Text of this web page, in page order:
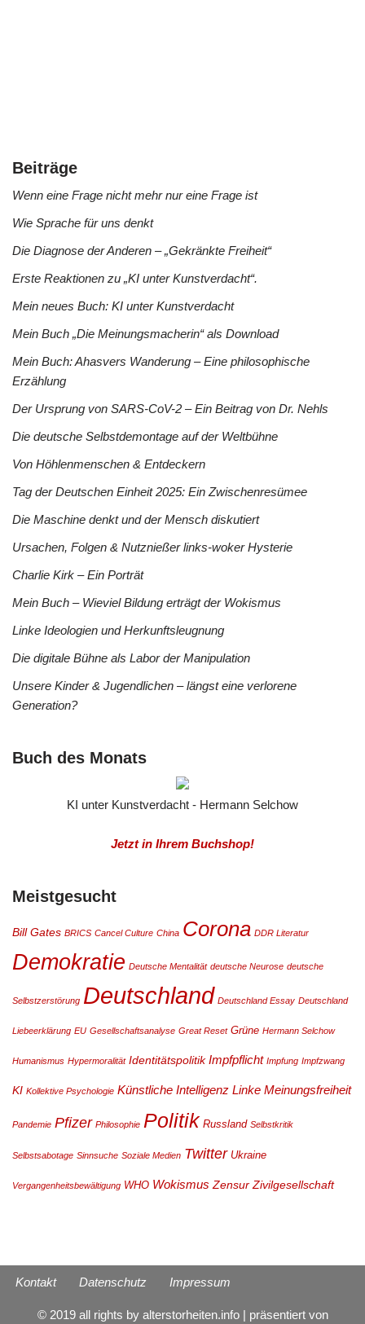
Beiträge
Wenn eine Frage nicht mehr nur eine Frage ist
Wie Sprache für uns denkt
Die Diagnose der Anderen – „Gekränkte Freiheit“
Erste Reaktionen zu „KI unter Kunstverdacht“.
Mein neues Buch: KI unter Kunstverdacht
Mein Buch „Die Meinungsmacherin“ als Download
Mein Buch: Ahasvers Wanderung – Eine philosophische
Erzählung
Der Ursprung von SARS-CoV-2 – Ein Beitrag von Dr. Nehls
Die deutsche Selbstdemontage auf der Weltbühne
Von Höhlenmenschen & Entdeckern
Tag der Deutschen Einheit 2025: Ein Zwischenresümee
Die Maschine denkt und der Mensch diskutiert
Ursachen, Folgen & Nutznießer links-woker Hysterie
Charlie Kirk – Ein Porträt
Mein Buch – Wieviel Bildung erträgt der Wokismus
Linke Ideologien und Herkunftsleugnung
Die digitale Bühne als Labor der Manipulation
Unsere Kinder & Jugendlichen – längst eine verlorene
Generation?
Buch des Monats
KI unter Kunstverdacht - Hermann Selchow
Jetzt in Ihrem Buchshop!
Meistgesucht
Bill Gates BRICS Cancel Culture China Corona DDR Literatur
Demokratie Deutsche Mentalität deutsche Neurose deutsche
Selbstzerstörung Deutschland Deutschland Essay Deutschland
Liebeerklärung EU Gesellschaftsanalyse Great Reset Grüne Hermann Selchow
Humanismus Hypermoralität Identitätspolitik Impfpflicht Impfung Impfzwang
KI Kollektive Psychologie Künstliche Intelligenz Linke Meinungsfreiheit
Pandemie Pfizer Philosophie Politik Russland Selbstkritik
Selbstsabotage Sinnsuche Soziale Medien Twitter Ukraine
Vergangenheitsbewältigung WHO Wokismus Zensur Zivilgesellschaft
Kontakt Datenschutz Impressum
© 2019 all rights by alterstorheiten.info | präsentiert von